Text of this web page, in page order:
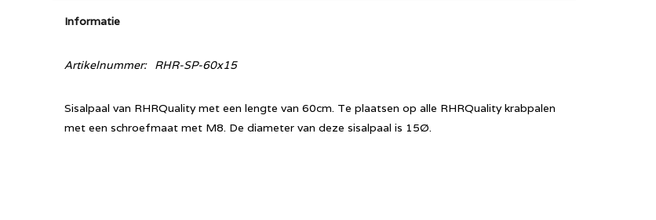
Informatie
Artikelnummer: RHR-SP-60x15
Sisalpaal van RHRQuality met een lengte van 60cm. Te plaatsen op alle RHRQuality krabpalen
met een schroefmaat met M8. De diameter van deze sisalpaal is 15Ø.